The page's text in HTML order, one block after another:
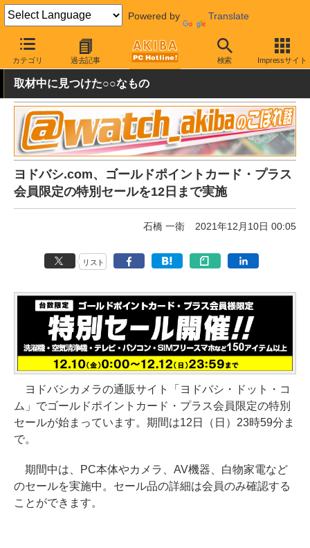
Powered by Translate
カテゴリ 過去記事 検索 Impressサイト
AKIBA PC Hotline! 秋葉原情報 価格情報 特価情報
取材中に見つけた○○なもの
ヨドバシ.com、ゴールドポイントカード・プラス
会員限定の特別セールを12日まで実施
石橋 一衛 2021年12月10日 00:05
リスト
ヨドバシカメラの通販サイト「ヨドバシ・ドット・コ
ム」でゴールドポイントカード・プラス会員限定の特別
セールが始まっています。期間は12日（日）23時59分ま
で。
期間中は、PC本体やカメラ、AV機器、白物家電など
のセールを実施中。セール品の詳細は会員のみ確認する
ことができます。